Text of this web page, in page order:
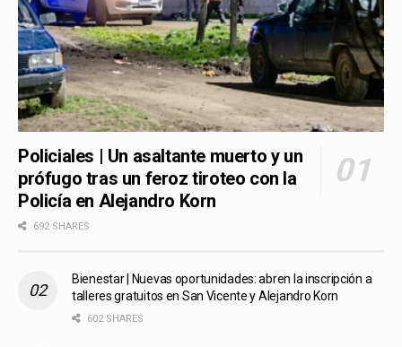
Policiales | Un asaltante muerto y un
prófugo tras un feroz tiroteo con la
Policía en Alejandro Korn
692 SHARES
Bienestar | Nuevas oportunidades: abren la inscripción a
talleres gratuitos en San Vicente y Alejandro Korn
602 SHARES